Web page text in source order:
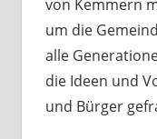
von Kemmern
um die
alle
die Ideen und
und Bürger